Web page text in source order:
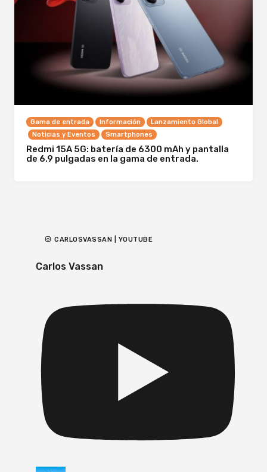
Gama de entrada Información
Lanzamiento Global
Noticias y Eventos
Smartphones
Redmi 15A 5G: batería de 6300 mAh y pantalla
de 6.9 pulgadas en la gama de entrada.
CARLOSVASSAN | YOUTUBE
Carlos Vassan